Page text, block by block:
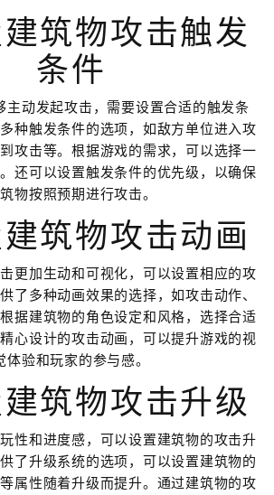
筑物攻击触发
条件
主动发起攻击，需要设置合适的触发条
种触发条件的选项，如敌方单位进入攻
攻击等。根据游戏的需求，可以选择一
还可以设置触发条件的优先级，以确保
物按照预期进行攻击。
筑物攻击动画
更加生动和可视化，可以设置相应的攻
了多种动画效果的选择，如攻击动作、
据建筑物的角色设定和风格，选择合适
心设计的攻击动画，可以提升游戏的视
体验和玩家的参与感。
筑物攻击升级
性和进度感，可以设置建筑物的攻击升
了升级系统的选项，可以设置建筑物的
属性随着升级而提升。通过建筑物的攻